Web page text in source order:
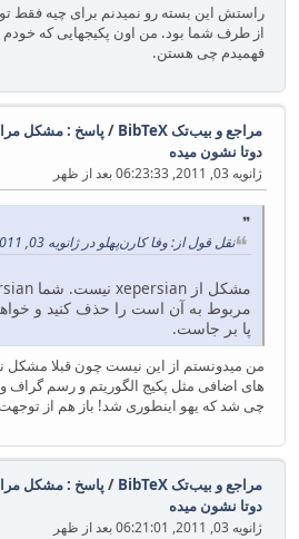
راستش این بسته رو نمیدنم برای چیه فقط
از طرف شما بود. من اون پکیجهایی که خودم
فهمیدم چی هستن.
مراجع و بیب‌تک BibTeX / پاسخ : مشکل
دوتا نشون میده
ژانویه 03, 2011, 06:23:33 بعد از ظهر
نقل قول از: وفا کارن‌پهلو در ژانویه 03, 2011, 07:28:04 قبل از ظهر
مربوط به آن است را حذف کنید و
پا بر جاست.
من میدونستم از این نیست چون قبلا مشکل
های اضافی مثل پکیج الگوریتم و رسم گراف
چی شد که یهو اینطوری شد! باز هم از
مراجع و بیب‌تک BibTeX / پاسخ : مشکل
دوتا نشون میده
ژانویه 03, 2011, 06:21:01 بعد از ظهر